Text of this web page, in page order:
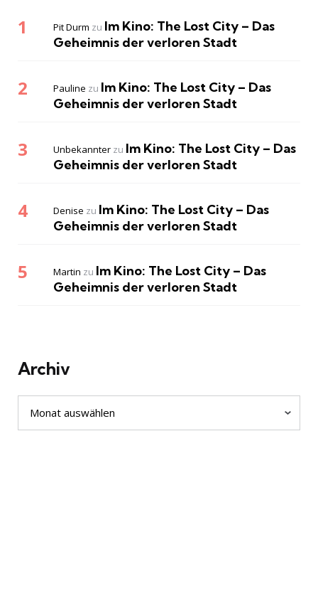
Pit Durm zu Im Kino: The Lost City – Das
Geheimnis der verloren Stadt
Pauline zu Im Kino: The Lost City – Das
Geheimnis der verloren Stadt
Unbekannter zu Im Kino: The Lost City – Das
Geheimnis der verloren Stadt
Denise zu Im Kino: The Lost City – Das
Geheimnis der verloren Stadt
Martin zu Im Kino: The Lost City – Das
Geheimnis der verloren Stadt
Archiv
Archiv